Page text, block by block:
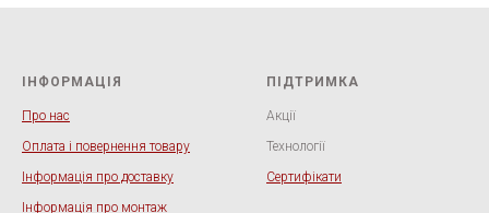
ІНФОРМАЦІЯ
Про нас
Оплата і повернення товару
Інформація про доставку
Інформація про монтаж
ПІДТРИМКА
Акції
Технології
Сертифікати